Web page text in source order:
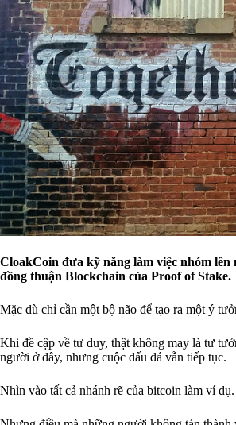
CloakCoin đưa kỹ năng làm việc nhóm lên
đồng thuận Blockchain của Proof of Stake.
Mặc dù chỉ cần một bộ não để tạo ra một ý
Khi đề cập về tư duy, thật không may là tư
người ở đây, nhưng cuộc đấu đá vẫn tiếp tục.
Nhìn vào tất cả nhánh rẽ của bitcoin làm ví